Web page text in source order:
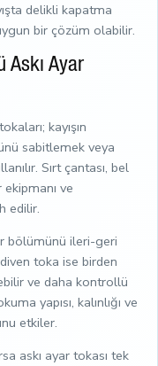
delikli kapatma
bir çözüm olabilir.
Askı Ayar
kayışın
sabitlemek veya
Sırt çantası, bel
ve
edilir.
bölümünü ileri-geri
toka ise birden
ve daha kontrollü
yapısı, kalınlığı ve
etkiler.
askı ayar tokası tek